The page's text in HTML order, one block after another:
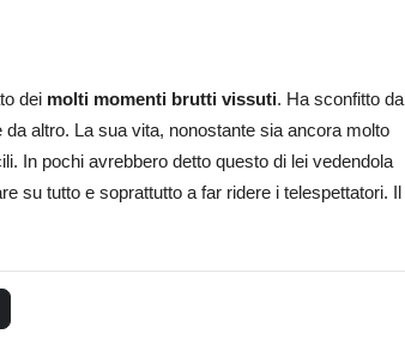
dei molti momenti brutti vissuti. Ha sconfitto da
altro. La sua vita, nonostante sia ancora molto
In pochi avrebbero detto questo di lei vedendola
su tutto e soprattutto a far ridere i telespettatori. Il